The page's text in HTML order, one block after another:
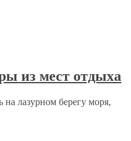
из мест отдыха
на лазурном берегу моря,